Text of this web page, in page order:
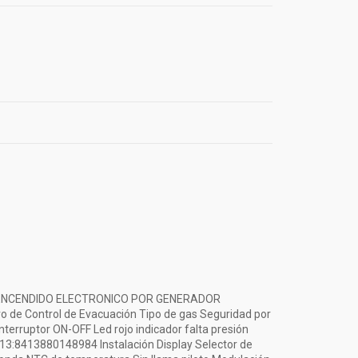
ELECTRONICO POR GENERADOR
de Control de Evacuación Tipo de gas Seguridad por
ON-OFF Led rojo indicador falta presión
Instalación Display Selector de